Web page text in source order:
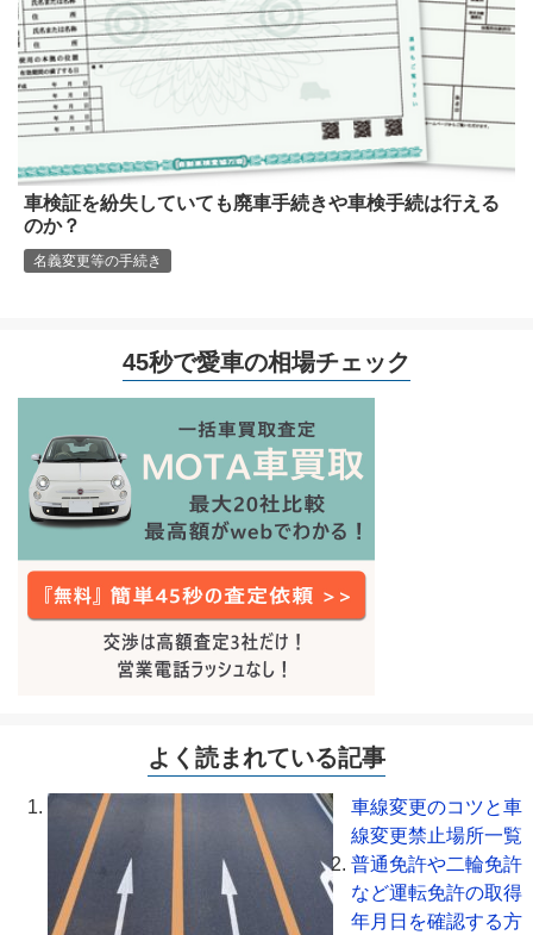
車検証を紛失していても廃車手続きや車検手続は行える
のか？
名義変更等の手続き
45秒で愛車の相場チェック
よく読まれている記事
車線変更のコツと車
線変更禁止場所一覧
普通免許や二輪免許
など運転免許の取得
年月日を確認する方